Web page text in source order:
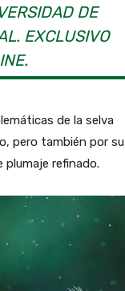
DE
EXCLUSIVO
de la selva
pero también por su
refinado.